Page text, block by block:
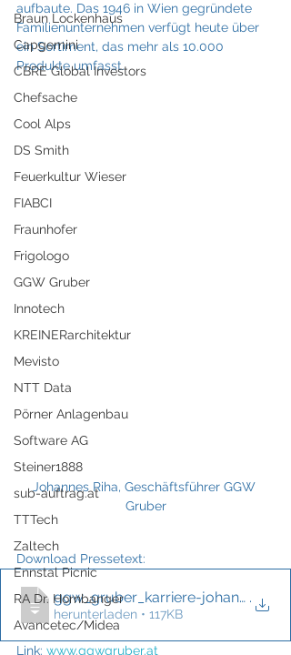
Braun Lockenhaus
Capgemini
CBRE Global Investors
Chefsache
Cool Alps
DS Smith
Feuerkultur Wieser
FIABCI
Fraunhofer
Frigologo
GGW Gruber
Innotech
KREINERarchitektur
Mevisto
NTT Data
Pörner Anlagenbau
Software AG
Steiner1888
sub-auftrag.at
TTTech
Zaltech
Ennstal Picnic
RA Dr. Hornbanger
Avancetec/Midea
aufbaute. Das 1946 in Wien gegründete
Familienunternehmen verfügt heute über
ein Sortiment, das mehr als 10.000
Produkte umfasst.
Johannes Riha, Geschäftsführer GGW
Gruber
Download Pressetext:
ggw_gruber_karriere-johannes-
.
herunterladen • 117KB
Link: www.ggwgruber.at